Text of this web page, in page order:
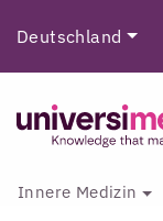
Deutschland
Innere Medizin